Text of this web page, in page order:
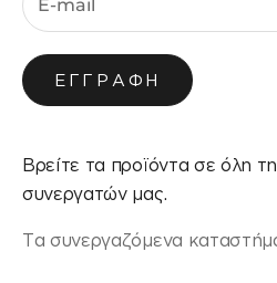
ΕΓΓΡΑΦΉ
Βρείτε τα προϊόντα σε όλη
συνεργατών μας.
Τα συνεργαζόμενα